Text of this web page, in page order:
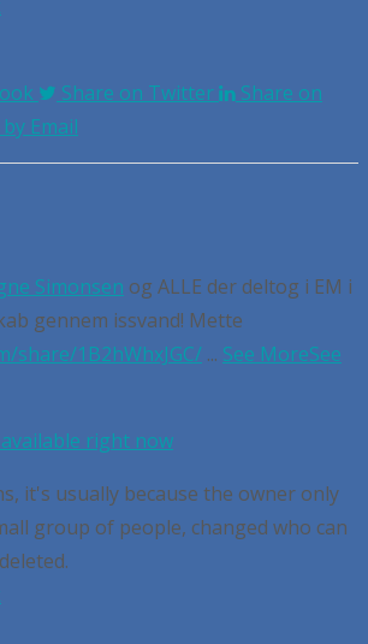
Share on Twitter
Share on
Email
Simonsen og ALLE der deltog i EM i
gennem issvand! Mette
share/1B2hWhxJGC/ ... See MoreSee
right now
it's usually because the owner only
group of people, changed who can